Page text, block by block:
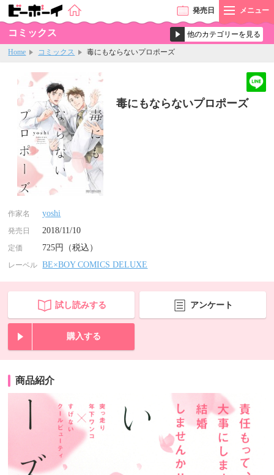
発売日 メニュー
コミックス
Home コミックス 毒にもならないプロポーズ
毒にもならないプロポーズ
作家名 yoshi
発売日 2018/11/10
定価 725円（税込）
レーベル BE×BOY COMICS DELUXE
試し読みする アンケート
購入する
商品紹介